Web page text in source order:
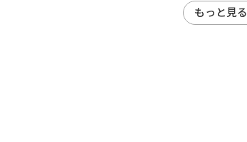
もっと見る